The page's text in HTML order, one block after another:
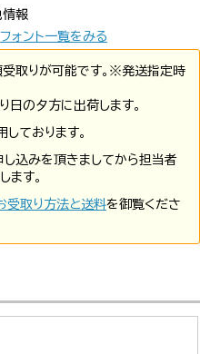
情報
フォント一覧をみる
取りが可能です。※発送指定時
の夕方に出荷します。
ております。
込みを頂きましてから担当者
ます。
受取り方法と送料を御覧くださ